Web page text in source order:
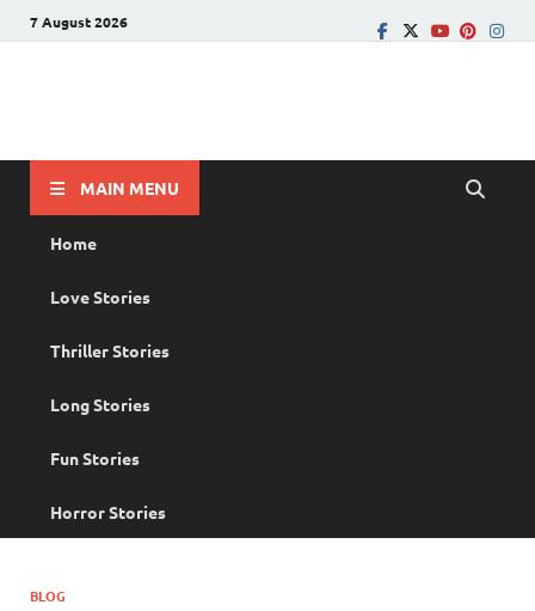
7 August 2026
MAIN MENU
Home
Love Stories
Thriller Stories
Long Stories
Fun Stories
Horror Stories
BLOG